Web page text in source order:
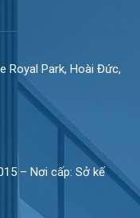
Royal Park, Hoài Đức,
– Nơi cấp: Sở kế